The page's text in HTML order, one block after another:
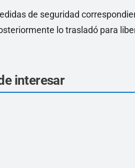
de seguridad
lo trasladó para
interesar